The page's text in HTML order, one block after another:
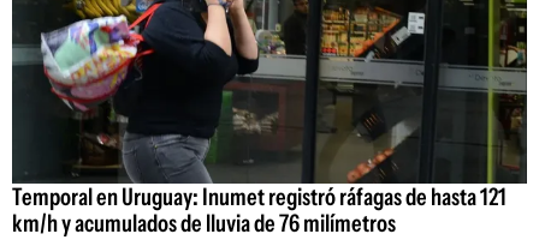
Temporal en Uruguay: Inumet registró ráfagas de hasta 121
km/h y acumulados de lluvia de 76 milímetros